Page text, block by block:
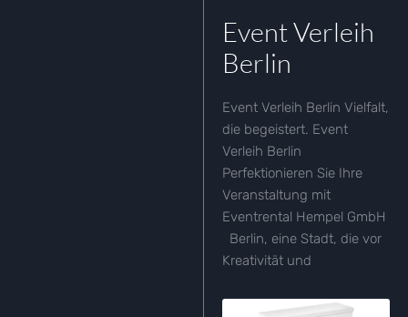
Event Verleih
Berlin
Event Verleih Berlin Vielfalt,
die begeistert. Event
Verleih Berlin
Perfektionieren Sie Ihre
Veranstaltung mit
Eventrental Hempel GmbH
Berlin, eine Stadt, die vor
Kreativität und